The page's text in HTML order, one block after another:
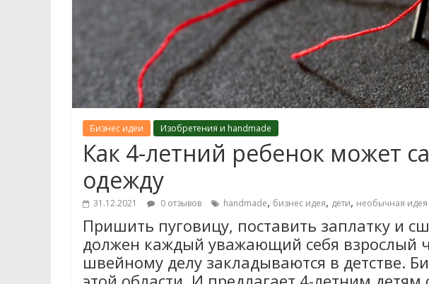
Бизнес идеи Изобретения и handmade
Как 4-летний ребенок может
одежду
31.12.2021 0 отзывов handmade, бизнес идея, дети, необычная идея
Пришить пуговицу, поставить заплатку и
должен каждый уважающий себя взрослый
швейному делу закладываются в детстве.